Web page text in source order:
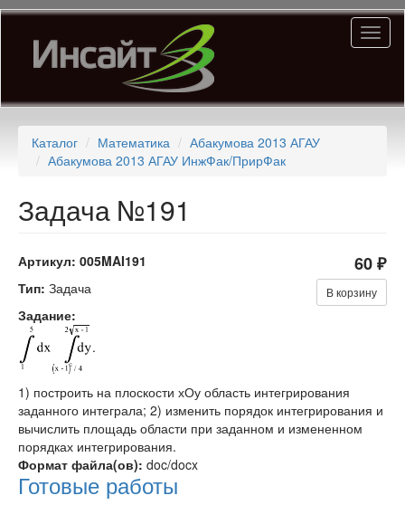
Перейти
основному
содержанию
Каталог Математика
Абакумова 2013 АГАУ
Абакумова 2013 АГАУ ИнжФак/ПрирФак
Задача №191
Артикул: 005MAI191 60 ₽
В корзину
Тип: Задача
Задание:
.
1) построить на плоскости хОу область интегрирования
заданного интеграла; 2) изменить порядок интегрирования и
вычислить площадь области при заданном и измененном
порядках интегрирования.
Формат файла(ов): doc/docx
Готовые работы